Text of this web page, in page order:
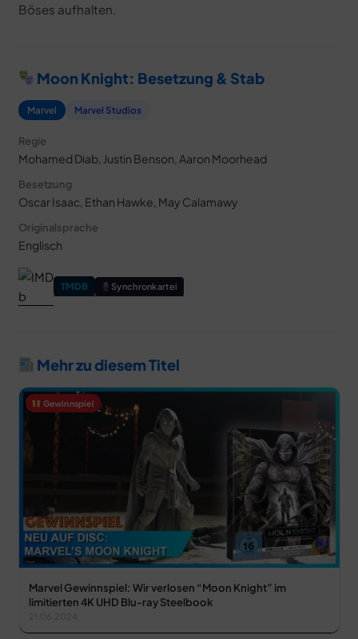
Böses aufhalten.
Moon Knight: Besetzung & Stab
Marvel Marvel Studios
Regie
Mohamed Diab, Justin Benson, Aaron Moorhead
Besetzung
Oscar Isaac, Ethan Hawke, May Calamawy
Originalsprache
Englisch
TMDB Synchronkartei
Mehr zu diesem Titel
Gewinnspiel
Marvel Gewinnspiel: Wir verlosen “Moon Knight” im
limitierten 4K UHD Blu-ray Steelbook